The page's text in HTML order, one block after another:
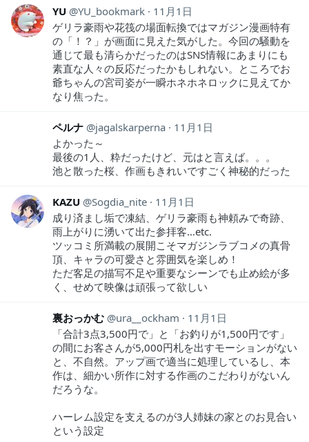
YU YU_bookmark
11月1日
ゲリラ豪雨や花筏の場面転換ではマガジン漫画特有
の「！？」が画面に見えた気がした。今回の騒動を
通じて最も清らかだったのはSNS情報にあまりにも
素直な人々の反応だったかもしれない。ところでお
爺ちゃんの宮司姿が一瞬ホネホネロックに見えてか
なり焦った。
ペルナ jagalskarperna
11月1日
よかった～
最後の1人、粋だったけど、元はと言えば。。。
池と散った桜、作画もきれいですごく神秘的だった
KAZU Sogdia_nite
11月1日
成り済まし垢で凍結、ゲリラ豪雨も神頼みで奇跡、
雨上がりに湧いて出た参拝客…etc.
ツッコミ所満載の展開こそマガジンラブコメの真骨
頂、キャラの可愛さと雰囲気を楽しめ！
ただ客足の描写不足や重要なシーンでも止め絵が多
く、せめて映像は頑張って欲しい
裏おっかむ ura__ockham
11月1日
「合計3点3,500円で」と「お釣りが1,500円です」
の間にお客さんが5,000円札を出すモーションがない
と、不自然。アップ画で適当に処理しているし、本
作は、細かい所作に対する作画のこだわりがないん
だろうな。
ハーレム設定を支えるのが3人姉妹の家とのお見合い
という設定